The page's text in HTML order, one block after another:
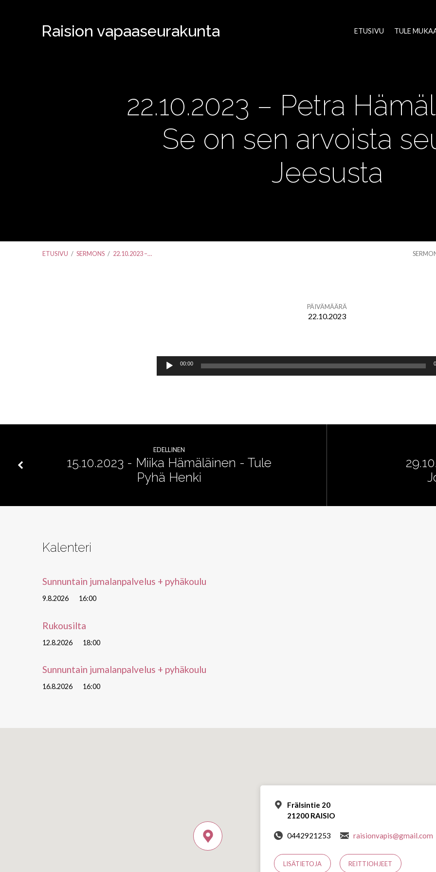
Raision vapaaseurakunta ETUSIVU TULE
22.10.2023 – Petra
Se on sen arvoista
Jeesusta
ETUSIVU / SERMONS / 22.10.2023 –…
arvoista
Jeesusta
PÄIVÄMÄÄRÄ
22.10.2023
Äänitoistin
00:00
EDELLINEN
15.10.2023 - Miika Hämäläinen - Tule
Pyhä Henki
Kalenteri
Sunnuntain jumalanpalvelus + pyhäkoulu
9.8.2026 16:00
Rukousilta
12.8.2026 18:00
Sunnuntain jumalanpalvelus + pyhäkoulu
16.8.2026 16:00
Frälsintie 20
21200 RAISIO
0442921253 raisionvapis@gmail.com
LISÄTIETOJA REITTIOHJEET